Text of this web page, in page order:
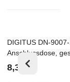
Top
DIGITUS DN-
Anschlussdose,
Unterputz,
8,38 €